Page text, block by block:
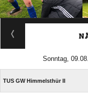
Sonntag,
TUS GW Himmelsthür II